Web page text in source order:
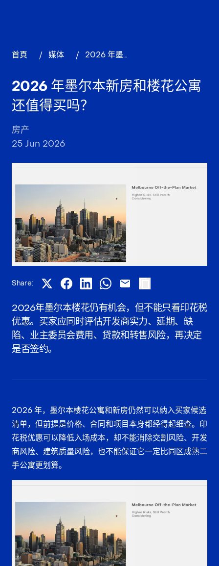
首頁 / 媒体 / 2026 年墨尔本新房和楼花公寓还值得买吗？
2026 年墨尔本新房和楼花公寓
还值得买吗？
房产
25 Jun 2026
Share:
2026年墨尔本楼花仍有机会，但不能只看印花税
优惠。买家应同时评估开发商实力、延期、缺
陷、业主委员会费用、贷款和转售风险，再决定
是否签约。
2026 年，墨尔本楼花公寓和新房仍然可以纳入买家候选
清单，但前提是价格、合同和项目本身都经得起细查。印
花税优惠可以降低入场成本，却不能消除交割风险、开发
商风险、建筑质量风险，也不能保证它一定比同区成熟二
手公寓更划算。